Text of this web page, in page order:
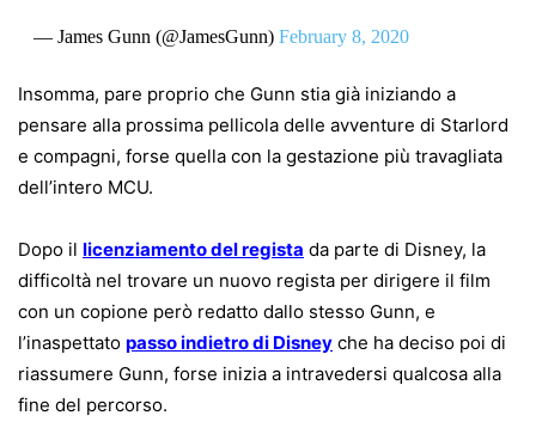
— James Gunn (@JamesGunn) February 8, 2020
Insomma, pare proprio che Gunn stia già iniziando a
pensare alla prossima pellicola delle avventure di Starlord
e compagni, forse quella con la gestazione più travagliata
dell’intero MCU.
Dopo il licenziamento del regista da parte di Disney, la
difficoltà nel trovare un nuovo regista per dirigere il film
con un copione però redatto dallo stesso Gunn, e
l’inaspettato passo indietrodi Disney che ha deciso poi di
riassumere Gunn, forse inizia a intravedersi qualcosa alla
fine del percorso.